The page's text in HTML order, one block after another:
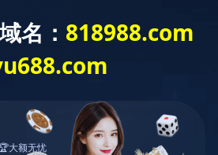
首页>典型案例> 其他项目